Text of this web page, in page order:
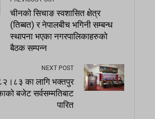
चीनको सिचाङ स्वशासित क्षेत्र
(तिब्बत) र नेपालबीच भगिनी सम्बन्ध
स्थापना भएका नगरपालिकाहरुको
बैठक सम्पन्न
NEXT POST
का लागि भक्तपुर
बजेट सर्वसम्मतिबाट
पारित